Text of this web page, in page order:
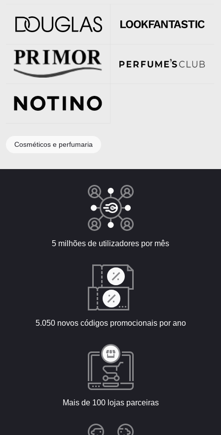
Cosméticos e perfumaria
5 milhões de utilizadores por mês
5.050 novos códigos promocionais por ano
Mais de 100 lojas parceiras